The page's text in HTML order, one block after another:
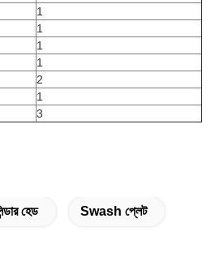
1
1
1
1
2
1
3
হেড Swash প্লেট